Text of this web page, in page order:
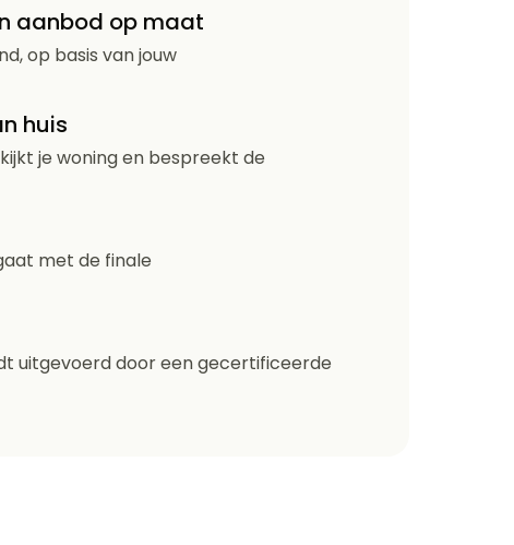
aanbod op maat
op basis van jouw
huis
je woning en bespreekt de
met de finale
uitgevoerd door een gecertificeerde